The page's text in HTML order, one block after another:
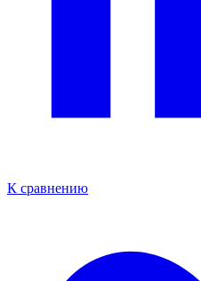
К сравнению